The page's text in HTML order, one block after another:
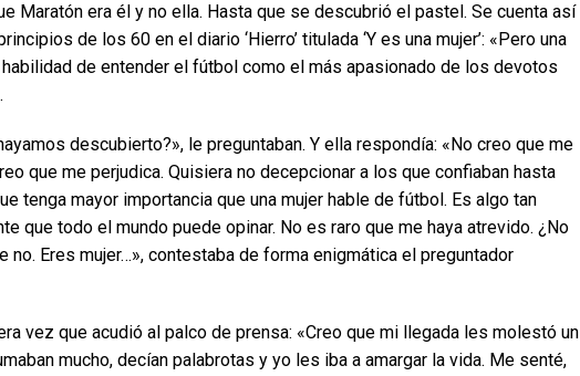
Maratón era él y no ella. Hasta que se descubrió el pastel. Se cuenta así
de los 60 en el diario ‘Hierro’ titulada ‘Y es una mujer’: «Pero una
habilidad de entender el fútbol como el más apasionado de los devotos
descubierto?», le preguntaban. Y ella respondía: «No creo que me
que me perjudica. Quisiera no decepcionar a los que confiaban hasta
tenga mayor importancia que una mujer hable de fútbol. Es algo tan
que todo el mundo puede opinar. No es raro que me haya atrevido. ¿No
no. Eres mujer…», contestaba de forma enigmática el preguntador
vez que acudió al palco de prensa: «Creo que mi llegada les molestó un
mucho, decían palabrotas y yo les iba a amargar la vida. Me senté,